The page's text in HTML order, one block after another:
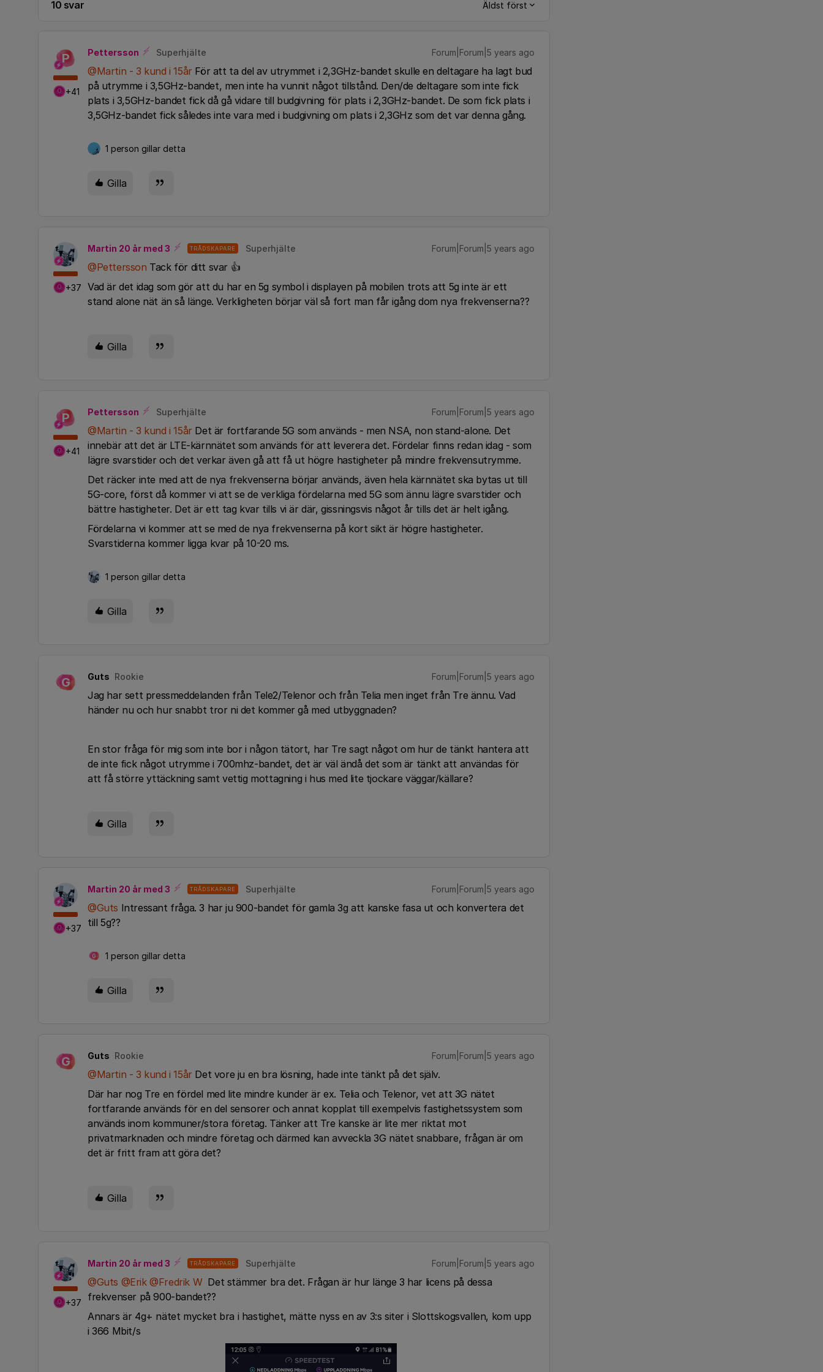
10 svar Äldst först
P
+41
Pettersson Superhjälte Forum|Forum|5 years ago
@Martin - 3 kund i 15år För att ta del av utrymmet i 2,3GHz-bandet skulle en deltagare ha lagt bud
på utrymme i 3,5GHz-bandet, men inte ha vunnit något tillstånd. Den/de deltagare som inte fick
plats i 3,5GHz-bandet fick då gå vidare till budgivning för plats i 2,3GHz-bandet. De som fick plats i
3,5GHz-bandet fick således inte vara med i budgivning om plats i 2,3GHz som det var denna gång.
1 person gillar detta
Gilla
+37
Martin 20 år med 3 TRÅDSKAPARE Superhjälte Forum|Forum|5 years ago
@Pettersson Tack för ditt svar 👍
Vad är det idag som gör att du har en 5g symbol i displayen på mobilen trots att 5g inte är ett
stand alone nät än så länge. Verkligheten börjar väl så fort man får igång dom nya frekvenserna??
Gilla
P
+41
Pettersson Superhjälte Forum|Forum|5 years ago
@Martin - 3 kund i 15år Det är fortfarande 5G som används - men NSA, non stand-alone. Det
innebär att det är LTE-kärnnätet som används för att leverera det. Fördelar finns redan idag - som
lägre svarstider och det verkar även gå att få ut högre hastigheter på mindre frekvensutrymme.
Det räcker inte med att de nya frekvenserna börjar används, även hela kärnnätet ska bytas ut till
5G-core, först då kommer vi att se de verkliga fördelarna med 5G som ännu lägre svarstider och
bättre hastigheter. Det är ett tag kvar tills vi är där, gissningsvis något år tills det är helt igång.
Fördelarna vi kommer att se med de nya frekvenserna på kort sikt är högre hastigheter.
Svarstiderna kommer ligga kvar på 10-20 ms.
1 person gillar detta
Gilla
G Guts Rookie Forum|Forum|5 years ago
Jag har sett pressmeddelanden från Tele2/Telenor och från Telia men inget från Tre ännu. Vad
händer nu och hur snabbt tror ni det kommer gå med utbyggnaden?
En stor fråga för mig som inte bor i någon tätort, har Tre sagt något om hur de tänkt hantera att
de inte fick något utrymme i 700mhz-bandet, det är väl ändå det som är tänkt att användas för
att få större yttäckning samt vettig mottagning i hus med lite tjockare väggar/källare?
Gilla
+37
Martin 20 år med 3 TRÅDSKAPARE Superhjälte Forum|Forum|5 years ago
@Guts Intressant fråga. 3 har ju 900-bandet för gamla 3g att kanske fasa ut och konvertera det
till 5g??
G 1 person gillar detta
Gilla
G Guts Rookie Forum|Forum|5 years ago
@Martin - 3 kund i 15år Det vore ju en bra lösning, hade inte tänkt på det själv.
Där har nog Tre en fördel med lite mindre kunder är ex. Telia och Telenor, vet att 3G nätet
fortfarande används för en del sensorer och annat kopplat till exempelvis fastighetssystem som
används inom kommuner/stora företag. Tänker att Tre kanske är lite mer riktat mot
privatmarknaden och mindre företag och därmed kan avveckla 3G nätet snabbare, frågan är om
det är fritt fram att göra det?
Gilla
+37
Martin 20 år med 3 TRÅDSKAPARE Superhjälte Forum|Forum|5 years ago
@Guts @Erik @Fredrik WDet stämmer bra det. Frågan är hur länge 3 har licens på dessa
frekvenser på 900-bandet??
Annars är 4g+ nätet mycket bra i hastighet, mätte nyss en av 3:s siter i Slottskogsvallen, kom upp
i 366 Mbit/s